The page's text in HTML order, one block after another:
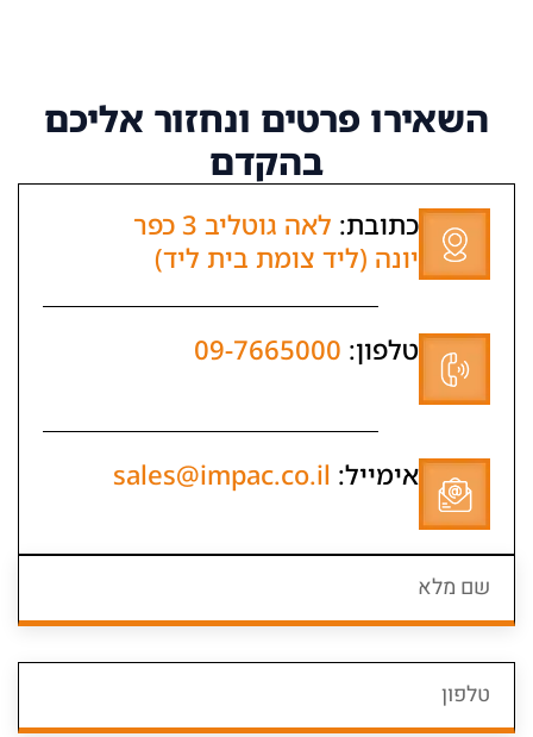
השאירו פרטים ונחזור אליכם
בהקדם
כתובת:
לאה גוטליב 3 כפר
יונה (ליד צומת בית ליד)
טלפון:
אימייל: